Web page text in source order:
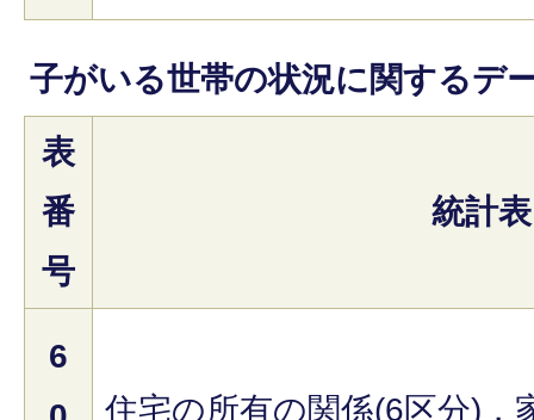
子がいる世帯の状況に関するデ
表
番
号
統計表
6
住宅の所有の関係(6区分)，